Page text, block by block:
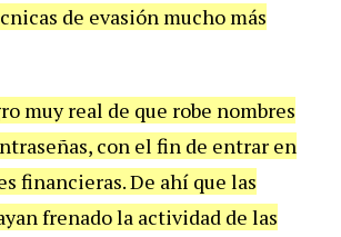
de evasión mucho más
muy real de que robe nombres
con el fin de entrar en
financieras. De ahí que las
frenado la actividad de las